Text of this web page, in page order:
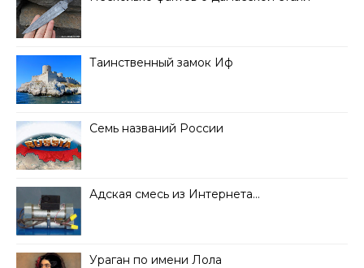
Таинственный замок Иф
Семь названий России
Адская смесь из Интернета…
Ураган по имени Лола